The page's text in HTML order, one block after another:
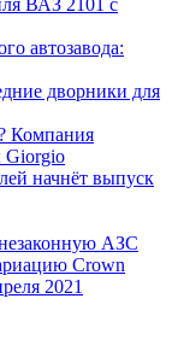
ВАЗ 2101 с
автозавода:
дворники для
Компания
Giorgio
начнёт выпуск
АЗС
Crown
2021